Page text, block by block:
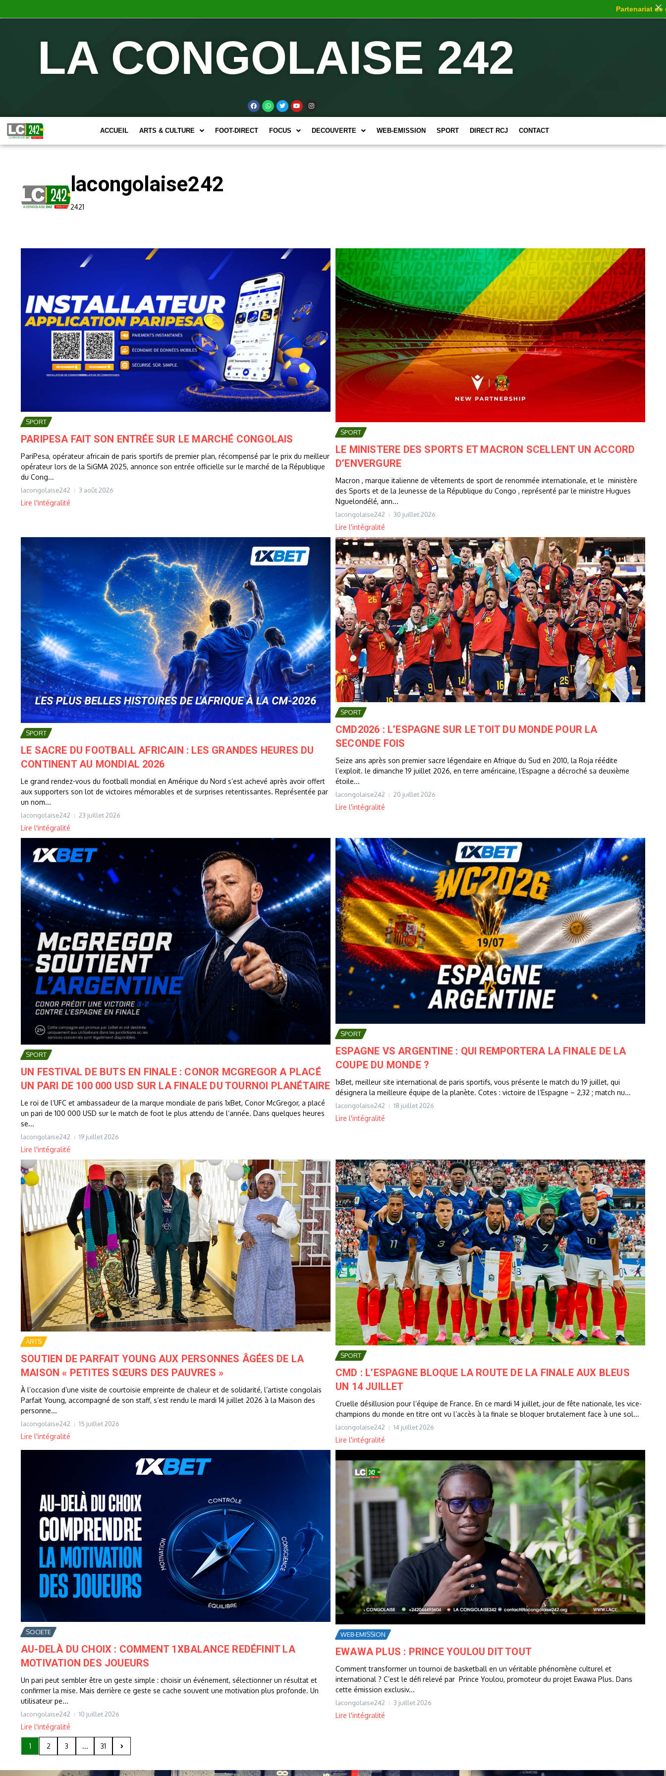
LA CONGOLAISE 242
ACCUEIL ARTS & CULTURE FOOT-DIRECT FOCUS DECOUVERTE WEB-EMISSION SPORT DIRECT RCJ CONTACT
lacongolaise242
2421
SPORT
PARIPESA FAIT SON ENTRÉE SUR LE MARCHÉ CONGOLAIS
PariPesa, opérateur africain de paris sportifs de premier plan, récompensé par le prix du meilleur
opérateur lors de la SiGMA 2025, annonce son entrée officielle sur le marché de la République
du Cong...
lacongolaise242 3 août 2026
Lire l'intégralité
SPORT
LE MINISTERE DES SPORTS ET MACRON SCELLENT UN ACCORD
D’ENVERGURE
Macron , marque italienne de vêtements de sport de renommée internationale, et le ministère
des Sports et de la Jeunesse de la République du Congo , représenté par le ministre Hugues
Nguelondélé, ann...
lacongolaise242 30 juillet 2026
Lire l'intégralité
SPORT
LE SACRE DU FOOTBALL AFRICAIN : LES GRANDES HEURES DU
CONTINENT AU MONDIAL 2026
Le grand rendez-vous du football mondial en Amérique du Nord s’est achevé après avoir offert
aux supporters son lot de victoires mémorables et de surprises retentissantes. Représentée par
un nom...
lacongolaise242 23 juillet 2026
Lire l'intégralité
SPORT
CMD2026 : L’ESPAGNE SUR LE TOIT DU MONDE POUR LA
SECONDE FOIS
Seize ans après son premier sacre légendaire en Afrique du Sud en 2010, la Roja réédite
l’exploit. le dimanche 19 juillet 2026, en terre américaine, l’Espagne a décroché sa deuxième
étoile...
lacongolaise242 20 juillet 2026
Lire l'intégralité
SPORT
UN FESTIVAL DE BUTS EN FINALE : CONOR MCGREGOR A PLACÉ
UN PARI DE 100 000 USD SUR LA FINALE DU TOURNOI PLANÉTAIRE
Le roi de l’UFC et ambassadeur de la marque mondiale de paris 1xBet, Conor McGregor, a placé
un pari de 100 000 USD sur le match de foot le plus attendu de l’année. Dans quelques heures
se...
lacongolaise242 19 juillet 2026
Lire l'intégralité
SPORT
ESPAGNE VS ARGENTINE : QUI REMPORTERA LA FINALE DE LA
COUPE DU MONDE ?
1xBet, meilleur site international de paris sportifs, vous présente le match du 19 juillet, qui
désignera la meilleure équipe de la planète. Cotes : victoire de l’Espagne – 2,32 ; match nu...
lacongolaise242 18 juillet 2026
Lire l'intégralité
ARTS
SOUTIEN DE PARFAIT YOUNG AUX PERSONNES ÂGÉES DE LA
MAISON « PETITES SŒURS DES PAUVRES »
À l’occasion d’une visite de courtoisie empreinte de chaleur et de solidarité, l’artiste congolais
Parfait Young, accompagné de son staff, s’est rendu le mardi 14 juillet 2026 à la Maison des
personne...
lacongolaise242 15 juillet 2026
Lire l'intégralité
SPORT
CMD : L’ESPAGNE BLOQUE LA ROUTE DE LA FINALE AUX BLEUS
UN 14 JUILLET
Cruelle désillusion pour l’équipe de France. En ce mardi 14 juillet, jour de fête nationale, les vice-
champions du monde en titre ont vu l’accès à la finale se bloquer brutalement face à une sol...
lacongolaise242 14 juillet 2026
Lire l'intégralité
SOCIETE
AU-DELÀ DU CHOIX : COMMENT 1XBALANCE REDÉFINIT LA
MOTIVATION DES JOUEURS
Un pari peut sembler être un geste simple : choisir un événement, sélectionner un résultat et
confirmer la mise. Mais derrière ce geste se cache souvent une motivation plus profonde. Un
utilisateur pe...
lacongolaise242 10 juillet 2026
Lire l'intégralité
WEB-EMISSION
EWAWA PLUS : PRINCE YOULOU DIT TOUT
Comment transformer un tournoi de basketball en un véritable phénomène culturel et
international ? C’est le défi relevé par Prince Youlou, promoteur du projet Ewawa Plus. Dans
cette émission exclusiv...
lacongolaise242 3 juillet 2026
Lire l'intégralité
1 2 3 ... 31
Partenariat de choc :